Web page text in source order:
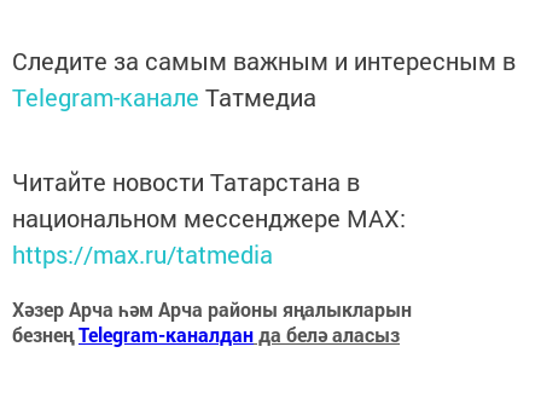
Следите за самым важным и интересным в
Telegram-канале Татмедиа
Читайте новости Татарстана в
национальном мессенджере MАХ:
https://max.ru/tatmedia
Хәзер Арча һәм Арча районы яңалыкларын
безнеңTelegram-каналданда белә аласыз